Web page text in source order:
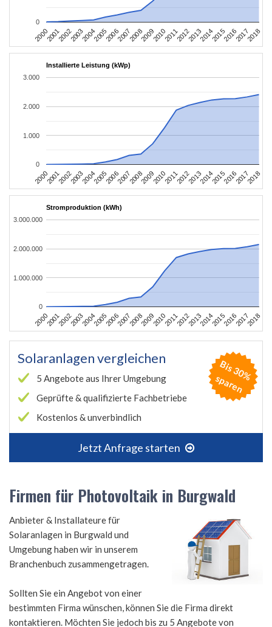
2000200120022003200420052006200720082009201020112012201320142015201620172018
0
Installierte Leistung (kWp)
2000200120022003200420052006200720082009201020112012201320142015201620172018
0
1.000
2.000
3.000
Stromproduktion (kWh)
2000200120022003200420052006200720082009201020112012201320142015201620172018
0
1.000.000
2.000.000
3.000.000
Solaranlagen vergleichen
5 Angebote aus Ihrer Umgebung
Geprüfte & qualifizierte Fachbetriebe
Kostenlos & unverbindlich
Jetzt Anfrage starten
B
is
3
0
%
s
p
a
r
e
n
Firmen für Photovoltaik in Burgwald
Anbieter & Installateure für
Solaranlagen in Burgwald und
Umgebung haben wir in unserem
Branchenbuch zusammengetragen.
Sollten Sie ein Angebot von einer
bestimmten Firma wünschen, können Sie die Firma direkt
kontaktieren. Möchten Sie jedoch bis zu 5 Angebote von